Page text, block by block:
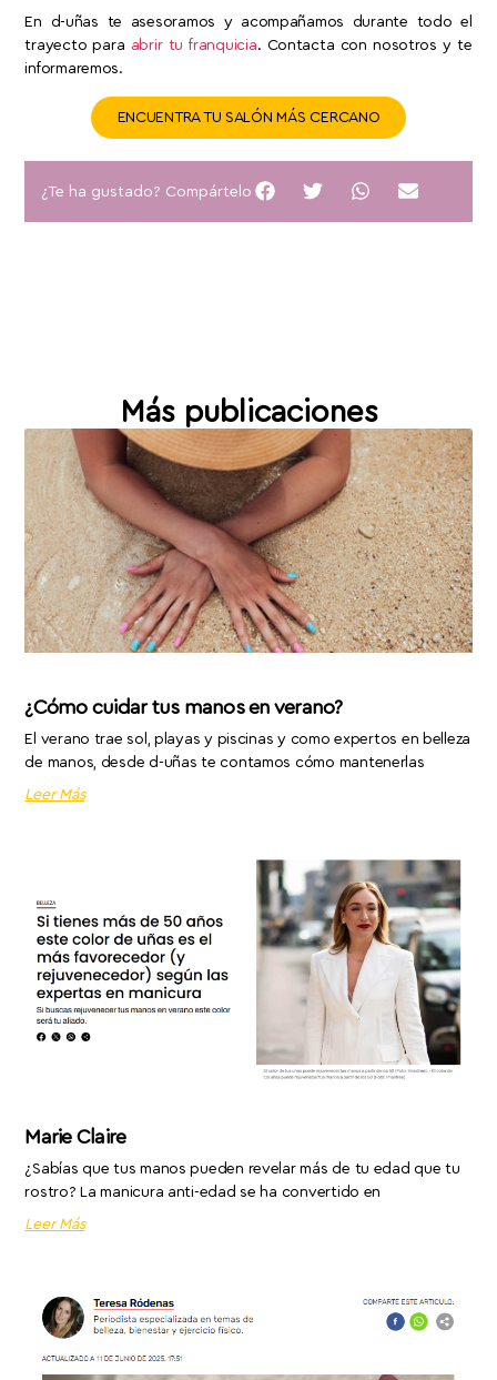
En d-uñas te asesoramos y acompañamos durante todo el
trayecto para abrir tu franquicia. Contacta con nosotros y te
informaremos.
ENCUENTRA TU SALÓN MÁS CERCANO
¿Te ha gustado? Compártelo
Más publicaciones
¿Cómo cuidar tus manos en verano?
El verano trae sol, playas y piscinas y como expertos en belleza
de manos, desde d-uñas te contamos cómo mantenerlas
Leer Más
Marie Claire
¿Sabías que tus manos pueden revelar más de tu edad que tu
rostro? La manicura anti-edad se ha convertido en
Leer Más